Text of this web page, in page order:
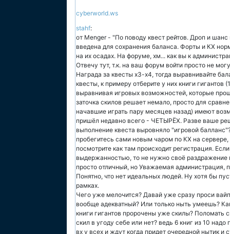
cyberworld.ws
stahf:
от Menger - "По поводу квест рейтов. Дроп и
введена для сохранения баланса. Форты и КХ
на их осадах. На форуме, хм... как вы к
Отвечу тут, т.к. на ваш форум войти просто не
Награда за квесты х3-х4, тогда выравнивайте
квесты, к примеру отберите у них книги гигантов
выравнивая игровых возможностей, которые
заточка скилов решает немало, просто для
начавшие играть пару месяцев назад) имеют
пришёл недавно всего - ЧЕТЫРЁХ. Разве ваше
выполнение квеста выровняло "игровой
пробегитесь сами новым чаром по КХ на
посмотрите как там происходит регистрация.
выдержанностью, то не нужно своё
просто отличный, но Уважаемая администрация,
Понятно, что нет идеальных людей. Ну хотя бы
рамках.
Чего уже мелочится? Давай уже сразу проси
вообще адекватный? Или только ныть умеешь?
книги гигантов пророчены уже скилы? Поломать
скил в угоду себе или нет? ведь 6 книг из 10
вх у всех и ждут когда придет очередной нытик и